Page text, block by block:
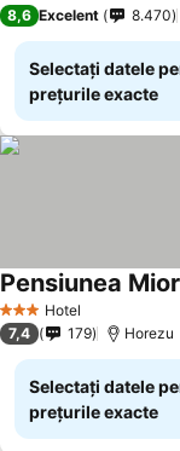
8,6 Excelent 8.470
Selectați datele
prețurile exacte
3 SteleHotel
Pensiunea
7,4 179 Horezu
Selectați datele
prețurile exacte